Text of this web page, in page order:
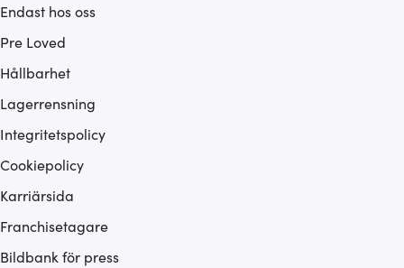
Endast hos oss
Pre Loved
Hållbarhet
Lagerrensning
Integritetspolicy
Cookiepolicy
Karriärsida
Franchisetagare
Bildbank för press